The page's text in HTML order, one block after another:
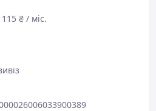
₴ / міс.